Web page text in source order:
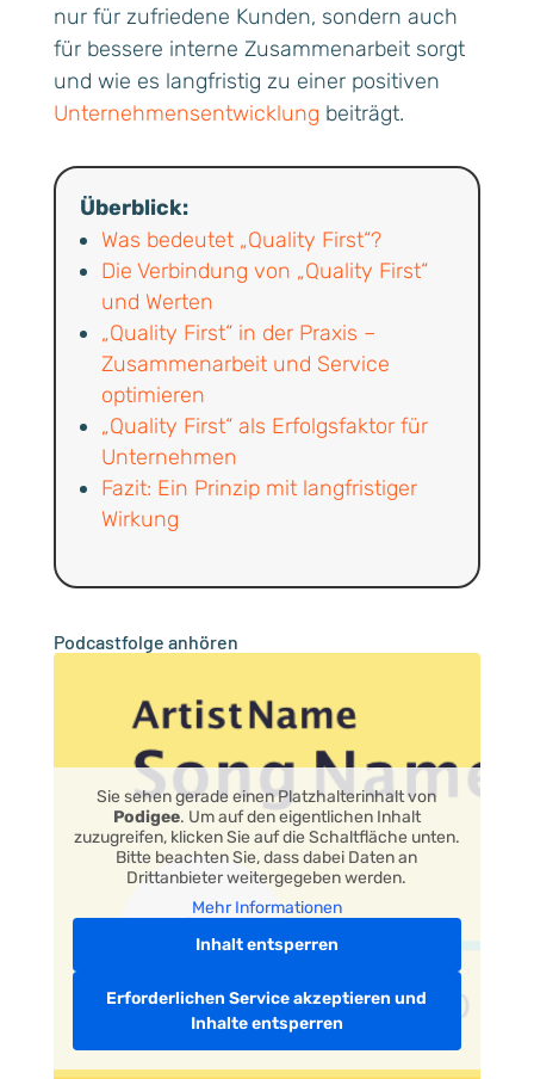
nur für zufriedene Kunden, sondern auch
für bessere interne Zusammenarbeit sorgt
und wie es langfristig zu einer positiven
Unternehmensentwicklung beiträgt.
Überblick:
Was bedeutet „Quality First“?
Die Verbindung von „Quality First“
und Werten
„Quality First“ in der Praxis –
Zusammenarbeit und Service
optimieren
„Quality First“ als Erfolgsfaktor für
Unternehmen
Fazit: Ein Prinzip mit langfristiger
Wirkung
Podcastfolge anhören
Sie sehen gerade einen Platzhalterinhalt von
Podigee. Um auf den eigentlichen Inhalt
zuzugreifen, klicken Sie auf die Schaltfläche unten.
Bitte beachten Sie, dass dabei Daten an
Drittanbieter weitergegeben werden.
Mehr Informationen
Inhalt entsperren
Erforderlichen Service akzeptieren und
Inhalte entsperren